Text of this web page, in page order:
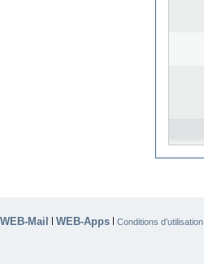
WEB-Mail | WEB-Apps | Conditions d’utilisation